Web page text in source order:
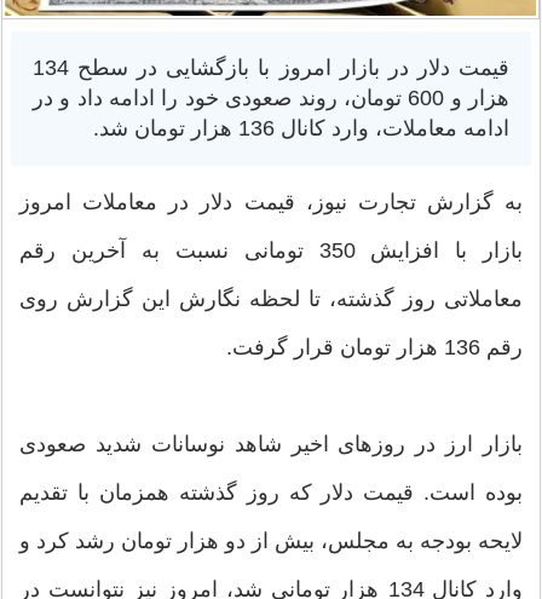
قیمت دلار در بازار امروز با بازگشایی در سطح 134
هزار و 600 تومان، روند صعودی خود را ادامه داد و در
ادامه معاملات، وارد کانال 136 هزار تومان شد.
به گزارش تجارت نیوز، قیمت دلار در معاملات امروز
بازار با افزایش 350 تومانی نسبت به آخرین رقم
معاملاتی روز گذشته، تا لحظه نگارش این گزارش روی
رقم 136 هزار تومان قرار گرفت.
بازار ارز در روزهای اخیر شاهد نوسانات شدید صعودی
بوده است. قیمت دلار که روز گذشته همزمان با تقدیم
لایحه بودجه به مجلس، بیش از دو هزار تومان رشد کرد و
وارد کانال 134 هزار تومانی شد، امروز نیز نتوانست در